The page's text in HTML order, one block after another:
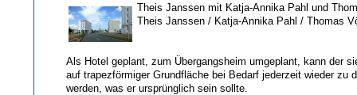
Theis Janssen mit Katja-Annika Pahl und
Theis Janssen / Katja-Annika Pahl / Thomas
Als Hotel geplant, zum Übergangsheim umgeplant, kann der
auf trapezförmiger Grundfläche bei Bedarf jederzeit wieder zu
werden, was er ursprünglich sein sollte.